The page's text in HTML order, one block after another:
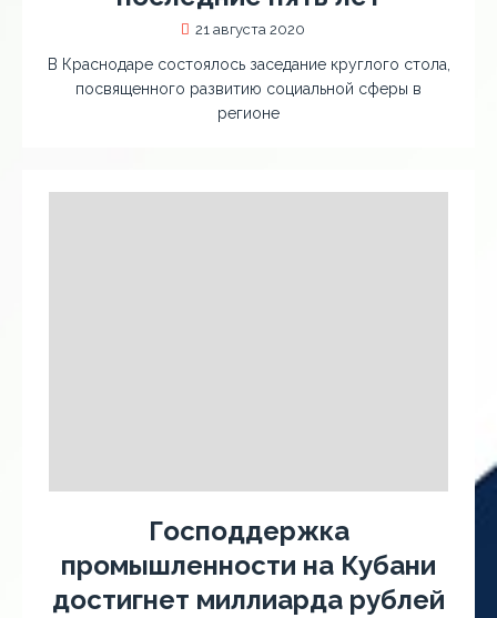
21 августа 2020
В Краснодаре состоялось заседание круглого стола,
посвященного развитию социальной сферы в
регионе
Господдержка
промышленности на Кубани
достигнет миллиарда рублей